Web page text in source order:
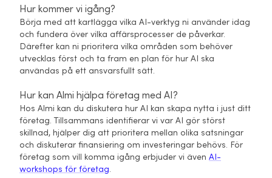
Hur kommer vi igång?
Börja med att kartlägga vilka AI-verktyg ni använder idag
och fundera över vilka affärsprocesser de påverkar.
Därefter kan ni prioritera vilka områden som behöver
utvecklas först och ta fram en plan för hur AI ska
användas på ett ansvarsfullt sätt.
Hur kan Almi hjälpa företag med AI?
Hos Almi kan du diskutera hur AI kan skapa nytta i just ditt
företag. Tillsammans identifierar vi var AI gör störst
skillnad, hjälper dig att prioritera mellan olika satsningar
och diskuterar finansiering om investeringar behövs. För
företag som vill komma igång erbjuder vi även AI-
workshops för företag.